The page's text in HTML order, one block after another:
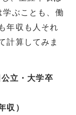
ぶことも、働
年収も人それ
計算してみま
立・大学卒
）